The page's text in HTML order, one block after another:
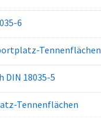
6
Tennenflächen
DIN 18035-5
Tennenflächen